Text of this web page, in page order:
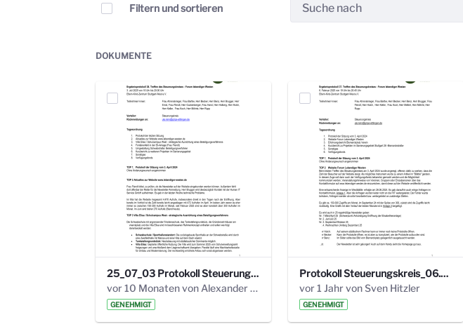
Elemente auswählen
Filtern und sortieren
DOKUMENTE
25_07_03 Protokoll Steuerungskreis.pdf
vor 10 Monaten von Alexander Orlowski
GENEHMIGT
Protokoll Steuerungskreis_06.02.2025 .pdf
vor 1 Jahr von Sven Hitzler
GENEHMIGT